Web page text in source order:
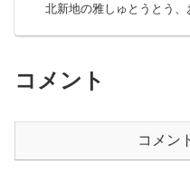
北新地の雅しゅとうとう
コメント
コメン